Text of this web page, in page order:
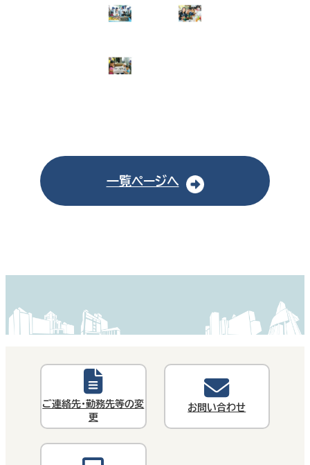
一覧ページへ
ご連絡先・勤務先等の変
更
お問い合わせ